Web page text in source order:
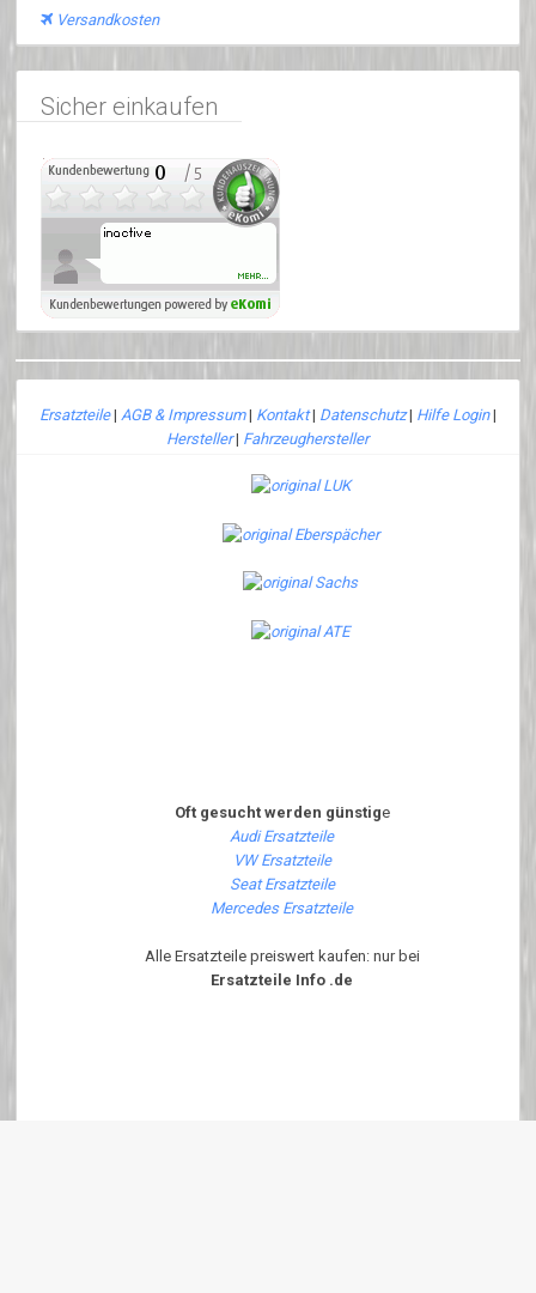
Versandkosten
Sicher einkaufen
Ersatzteile| AGB & Impressum| Kontakt| Datenschutz| Hilfe Login|
Hersteller| Fahrzeughersteller
Oft gesucht werden günstige
Audi Ersatzteile
VW Ersatzteile
Seat Ersatzteile
Mercedes Ersatzteile
Alle Ersatzteile preiswert kaufen: nur bei
Ersatzteile Info .de